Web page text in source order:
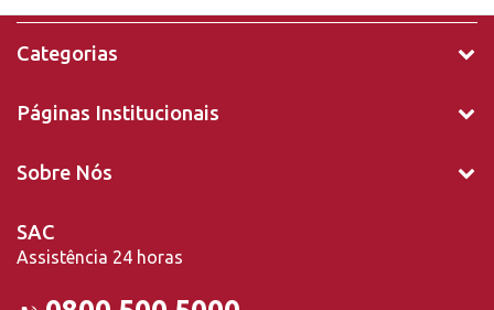
Categorias
Páginas Institucionais
Sobre Nós
SAC
Assistência 24 horas